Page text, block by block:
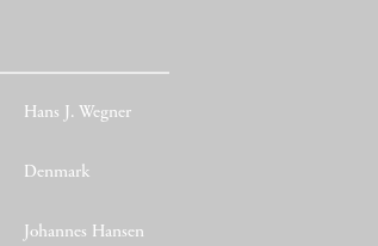
Hans J. Wegner
Denmark
Johannes Hansen